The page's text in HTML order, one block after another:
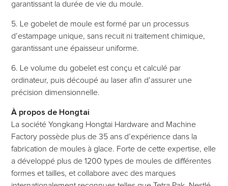
garantissant la durée de vie du moule.
5. Le gobelet de moule est formé par un processus
d’estampage unique, sans recuit ni traitement chimique,
garantissant une épaisseur uniforme.
6. Le volume du gobelet est conçu et calculé par
ordinateur, puis découpé au laser afin d’assurer une
précision dimensionnelle.
À propos de Hongtai
La société Yongkang Hongtai Hardware and Machine
Factory possède plus de 35 ans d’expérience dans la
fabrication de moules à glace. Forte de cette expertise, elle
a développé plus de 1200 types de moules de différentes
formes et tailles, et collabore avec des marques